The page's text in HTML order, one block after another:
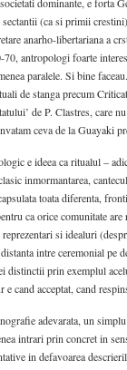
(ca si primii
anarho-libertariana a
antropologi foarte
paralele. Si bine
de stanga precum
de P. Clastres, care
ceva de la Guayaki
e ideea ca ritualul –
inmormantarea,
toata diferenta,
ca orice comunitate
si idealuri
intre ceremonial pe
distinctii prin exemplul
cand acceptat, cand
adevarata, un
intrari prin concret in
in defavoarea